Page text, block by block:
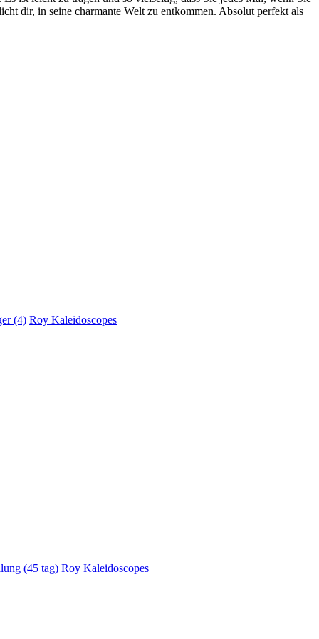
dir, in seine charmante Welt zu entkommen. Absolut perfekt als
(4) Roy Kaleidoscopes
(45 tag) Roy Kaleidoscopes